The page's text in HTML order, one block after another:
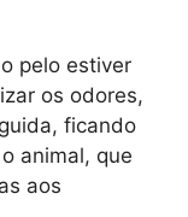
pelo estiver
os odores,
ficando
animal, que
aos